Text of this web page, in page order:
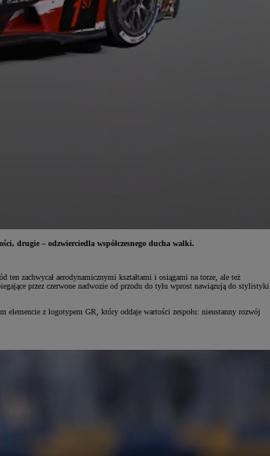
drugie – odzwierciedla współczesnego ducha walki.
zachwycał aerodynamicznymi kształtami i osiągami na torze, ale też
przez czerwone nadwozie od przodu do tyłu wprost nawiązują do stylistyki
elemencie z logotypem GR, który oddaje wartości zespołu: nieustanny rozwój